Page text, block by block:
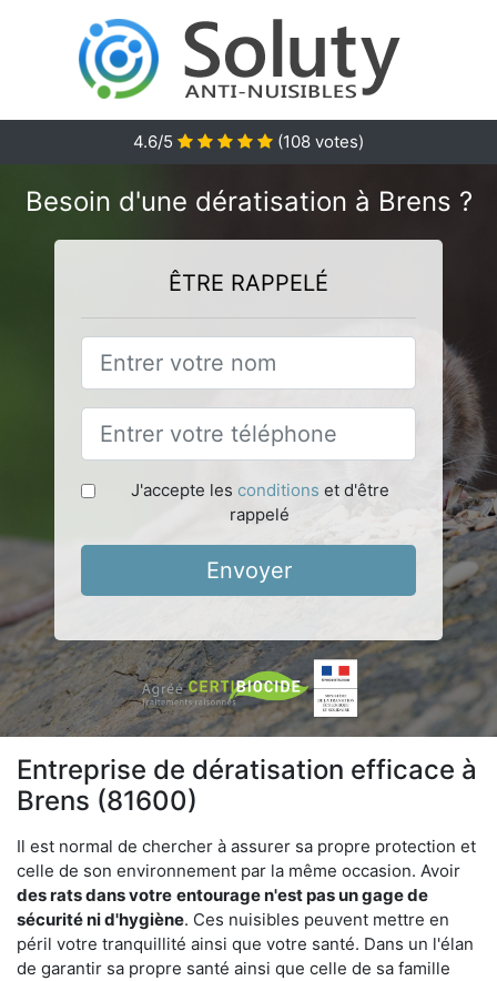
4.6/5 (108 votes)
Besoin d'une dératisation à Brens ?
ÊTRE RAPPELÉ
J'accepte les conditions et d'être
rappelé
Envoyer
Entreprise de dératisation efficace à
Brens (81600)
Il est normal de chercher à assurer sa propre protection et
celle de son environnement par la même occasion. Avoir
des rats dans votre entourage n'est pas un gage de
sécurité ni d'hygiène. Ces nuisibles peuvent mettre en
péril votre tranquillité ainsi que votre santé. Dans un l'élan
de garantir sa propre santé ainsi que celle de sa famille